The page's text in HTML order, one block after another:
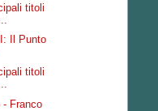
titoli
Il Punto
titoli
- Franco